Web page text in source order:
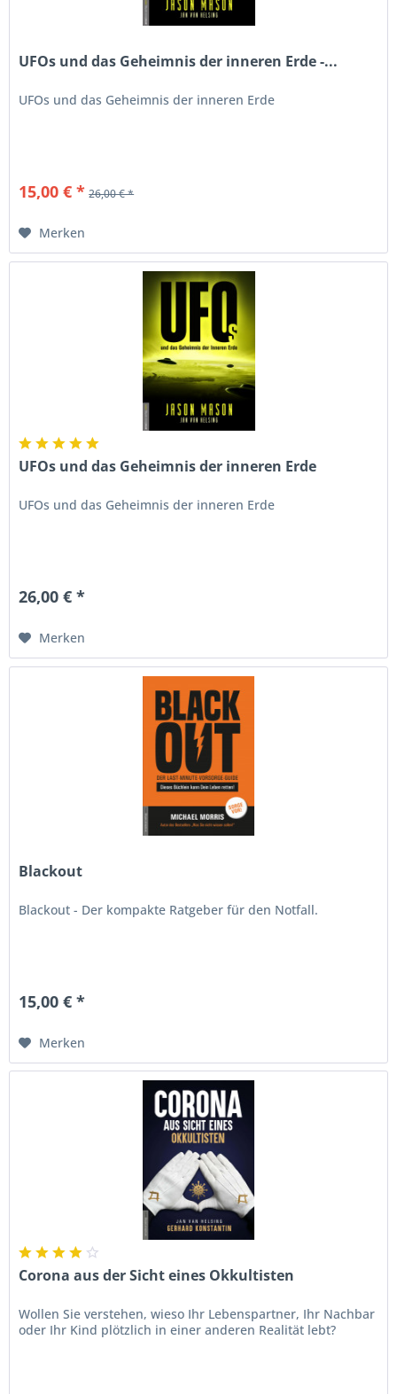
UFOs und das Geheimnis der inneren Erde -...
UFOs und das Geheimnis der inneren Erde
15,00 € * 26,00 € *
Merken
UFOs und das Geheimnis der inneren Erde
UFOs und das Geheimnis der inneren Erde
26,00 € *
Merken
Blackout
Blackout - Der kompakte Ratgeber für den Notfall.
15,00 € *
Merken
Corona aus der Sicht eines Okkultisten
Wollen Sie verstehen, wieso Ihr Lebenspartner, Ihr Nachbar
oder Ihr Kind plötzlich in einer anderen Realität lebt?